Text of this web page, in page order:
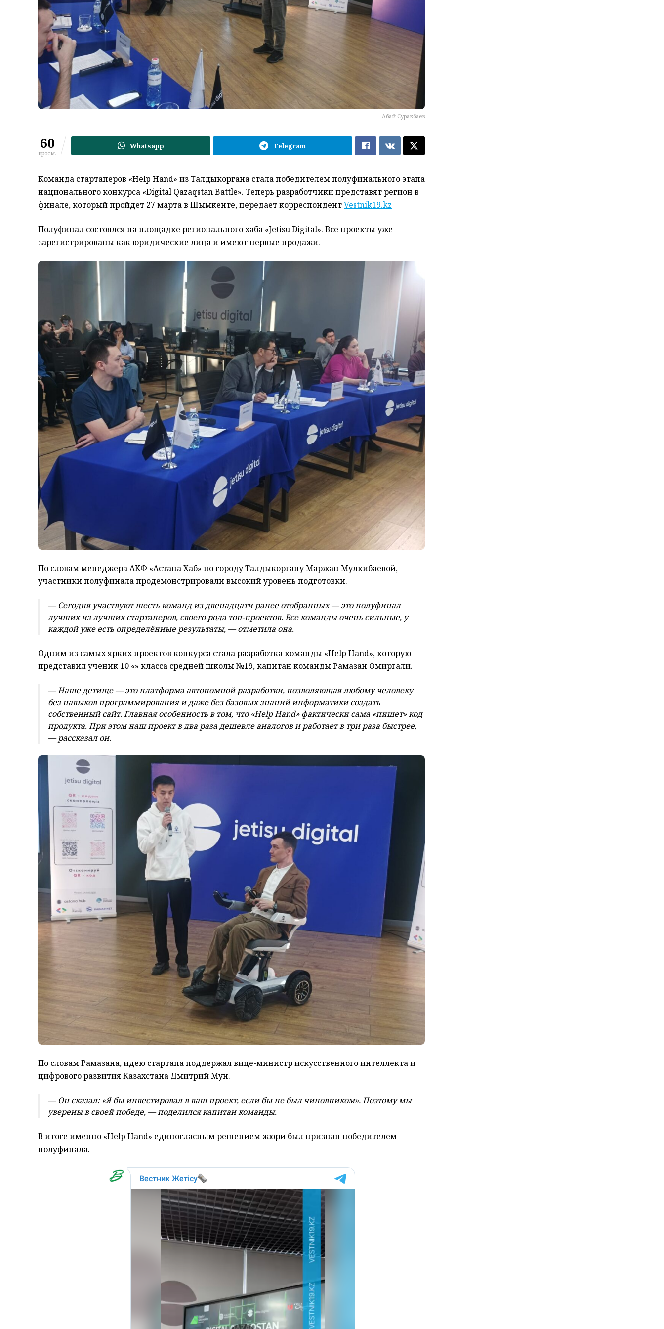
Абай Суракбаев
60
просм.
Whatsapp Telegram
Команда стартаперов «Help Hand» из Талдыкоргана стала победителем полуфинального этапа
национального конкурса «Digital Qazaqstan Battle». Теперь разработчики представят регион в
финале, который пройдет 27 марта в Шымкенте, передает корреспондентVestnik19.kz
Полуфинал состоялся на площадке регионального хаба «Jetisu Digital». Все проекты уже
зарегистрированы как юридические лица и имеют первые продажи.
По словам менеджера АКФ «Астана Хаб» по городу Талдыкоргану Маржан Мулкибаевой,
участники полуфинала продемонстрировали высокий уровень подготовки.
— Сегодня участвуют шесть команд из двенадцати ранее отобранных — это полуфинал
лучших из лучших стартаперов, своего рода топ-проектов. Все команды очень сильные, у
каждой уже есть определённые результаты, — отметила она.
Одним из самых ярких проектов конкурса стала разработка команды «Help Hand», которую
представил ученик 10 «Ә» класса средней школы №19, капитан команды Рамазан Омиргали.
— Наше детище — это платформа автономной разработки, позволяющая любому человеку
без навыков программирования и даже без базовых знаний информатики создать
собственный сайт. Главная особенность в том, что «Help Hand» фактически сама «пишет» код
продукта. При этом наш проект в два раза дешевле аналогов и работает в три раза быстрее,
— рассказал он.
По словам Рамазана, идею стартапа поддержал вице-министр искусственного интеллекта и
цифрового развития Казахстана Дмитрий Мун.
— Он сказал: «Я бы инвестировал в ваш проект, если бы не был чиновником». Поэтому мы
уверены в своей победе, — поделился капитан команды.
В итоге именно «Help Hand» единогласным решением жюри был признан победителем
полуфинала.